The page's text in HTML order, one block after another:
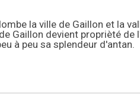
la ville de Gaillon et la
Gaillon devient proprièté
à peu sa splendeur d'antan.